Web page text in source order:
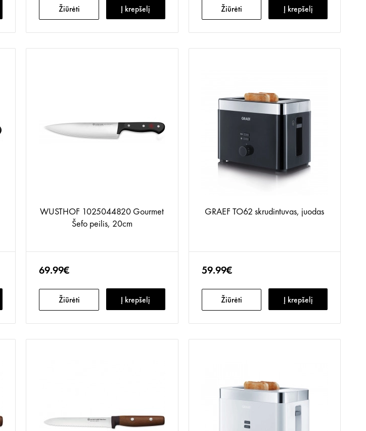
Žiūrėti Į krepšelį Žiūrėti Į krepšelį
WUSTHOF 1025044820 Gourmet
Šefo peilis, 20cm
69.99€
Žiūrėti Į krepšelį
GRAEF TO62 skrudintuvas, juodas
59.99€
Žiūrėti Į krepšelį